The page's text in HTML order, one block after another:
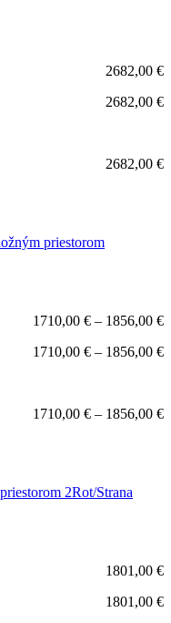
2682,00 €
2682,00 €
2682,00 €
priestorom
1710,00 € – 1856,00 €
1710,00 € – 1856,00 €
1710,00 € – 1856,00 €
2Rot/Strana
1801,00 €
1801,00 €